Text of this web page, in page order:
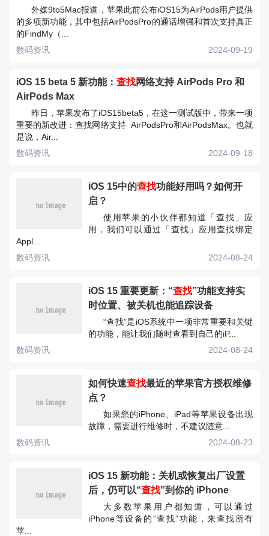
外媒9to5Mac报道，苹果此前公布iOS15为AirPods用户提供
的多项新功能，其中包括AirPodsPro的通话增强和首次支持真正
的FindMy（...
数码资讯
2024-09-19
iOS 15 beta 5 新功能： 查找网络支持 AirPods Pro 和
AirPods Max
昨日，苹果发布了iOS15beta5，在这一测试版中，带来一项
重要的新改进：查找网络支持 AirPodsPro和AirPodsMax。也就
是说，Air...
数码资讯
2024-09-18
iOS 15中的查找功能好用吗？如何开
启？
使用苹果的小伙伴都知道「查找」应
用，我们可以通过「查找」应用查找绑定
Appl...
数码资讯
2024-08-24
iOS 15 重要更新：“查找”功能支持实
时位置、被关机也能追踪设备
“查找”是iOS系统中一项非常重要和关键
的功能，能让我们随时查看到自己的iP...
数码资讯
2024-08-24
如何快速查找最近的苹果官方授权维修
点？
如果您的iPhone、iPad等苹果设备出现
故障，需要进行维修时，不建议随意...
数码资讯
2024-08-23
iOS 15 新功能：关机或恢复出厂设置
后，仍可以“查找”到你的 iPhone
大多数苹果用户都知道，可以通过
iPhone等设备的“查找”功能，来查找所有
苹...